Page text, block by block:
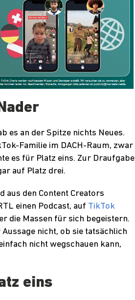
es an der Spitze nichts Neues.
Familie im DACH-Raum, zwar
es für Platz eins. Zur Draufgabe
auf Platz drei.
aus den Content Creators
einen Podcast, auf TikTok
die Massen für sich begeistern.
nicht, ob sie tatsächlich
nicht wegschauen kann,
eins